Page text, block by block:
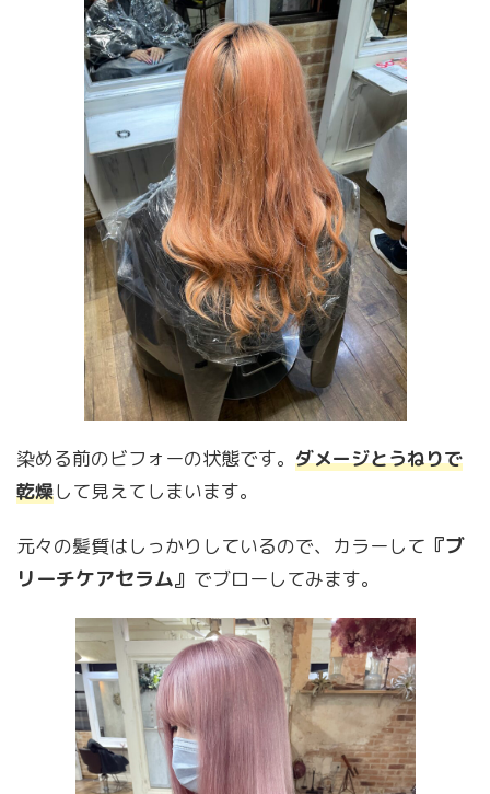
染める前のビフォーの状態です。 ダメージとうねりで
乾燥して見えてしまいます。
元々の髪質はしっかりしているので、カラーして 『ブ
リーチケアセラム』 でブローしてみます。